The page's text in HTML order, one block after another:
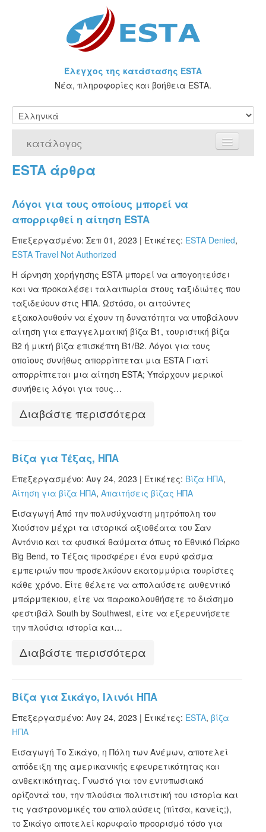
Έλεγχος της κατάστασης ESTA
Νέα, πληροφορίες και βοήθεια ESTA.
κατάλογος
Αρχική Σελίδα
Τι είναι η άδεια ESTA;
VWP
ESTA Κατάσταση
ESTA άρθρα
ESTA άρθρα
Λόγοι για τους οποίους μπορεί να
απορριφθεί η αίτηση ESTA
Επεξεργασμένο: Σεπ 01, 2023 | Ετικέτες: ESTA Denied,
ESTA Travel Not Authorized
Η άρνηση χορήγησης ESTA μπορεί να απογοητεύσει
και να προκαλέσει ταλαιπωρία στους ταξιδιώτες που
ταξιδεύουν στις ΗΠΑ. Ωστόσο, οι αιτούντες
εξακολουθούν να έχουν τη δυνατότητα να υποβάλουν
αίτηση για επαγγελματική βίζα Β1, τουριστική βίζα
Β2 ή μικτή βίζα επισκέπτη Β1/Β2. Λόγοι για τους
οποίους συνήθως απορρίπτεται μια ESTA Γιατί
απορρίπτεται μια αίτηση ESTA; Υπάρχουν μερικοί
συνήθεις λόγοι για τους…
Διαβάστε περισσότερα
Βίζα για Τέξας, ΗΠΑ
Επεξεργασμένο: Αυγ 24, 2023 | Ετικέτες: Βίζα ΗΠΑ,
Αίτηση για βίζα ΗΠΑ, Απαιτήσεις βίζας ΗΠΑ
Εισαγωγή Από την πολυσύχναστη μητρόπολη του
Χιούστον μέχρι τα ιστορικά αξιοθέατα του Σαν
Αντόνιο και τα φυσικά θαύματα όπως το Εθνικό Πάρκο
Big Bend, το Τέξας προσφέρει ένα ευρύ φάσμα
εμπειριών που προσελκύουν εκατομμύρια τουρίστες
κάθε χρόνο. Είτε θέλετε να απολαύσετε αυθεντικό
μπάρμπεκιου, είτε να παρακολουθήσετε το διάσημο
φεστιβάλ South by Southwest, είτε να εξερευνήσετε
την πλούσια ιστορία και…
Διαβάστε περισσότερα
Βίζα για Σικάγο, Ιλινόι ΗΠΑ
Επεξεργασμένο: Αυγ 24, 2023 | Ετικέτες: ESTA, βίζα
ΗΠΑ
Εισαγωγή Το Σικάγο, η Πόλη των Ανέμων, αποτελεί
απόδειξη της αμερικανικής εφευρετικότητας και
ανθεκτικότητας. Γνωστό για τον εντυπωσιακό
ορίζοντά του, την πλούσια πολιτιστική του ιστορία και
τις γαστρονομικές του απολαύσεις (πίτσα, κανείς;),
το Σικάγο αποτελεί κορυφαίο προορισμό τόσο για